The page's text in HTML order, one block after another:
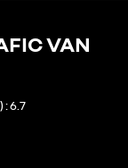
VAN
6.7